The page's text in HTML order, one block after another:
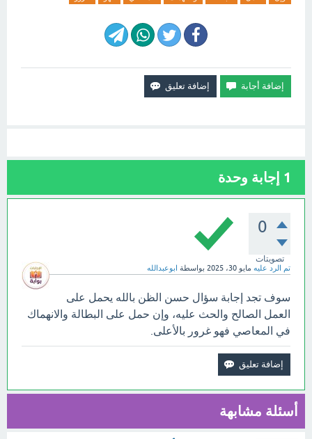
1 إجابة وحدة
0
تصويتات
تم الرد عليه مايو 30، 2025 بواسطة ابوعبدالله
سوف تجد إجابة سؤال حسن الظن بالله يحمل على
العمل الصالح والحث عليه، وإن حمل على البطالة والانهماك
في المعاصي فهو غرور بالأعلى.
أسئلة مشابهة